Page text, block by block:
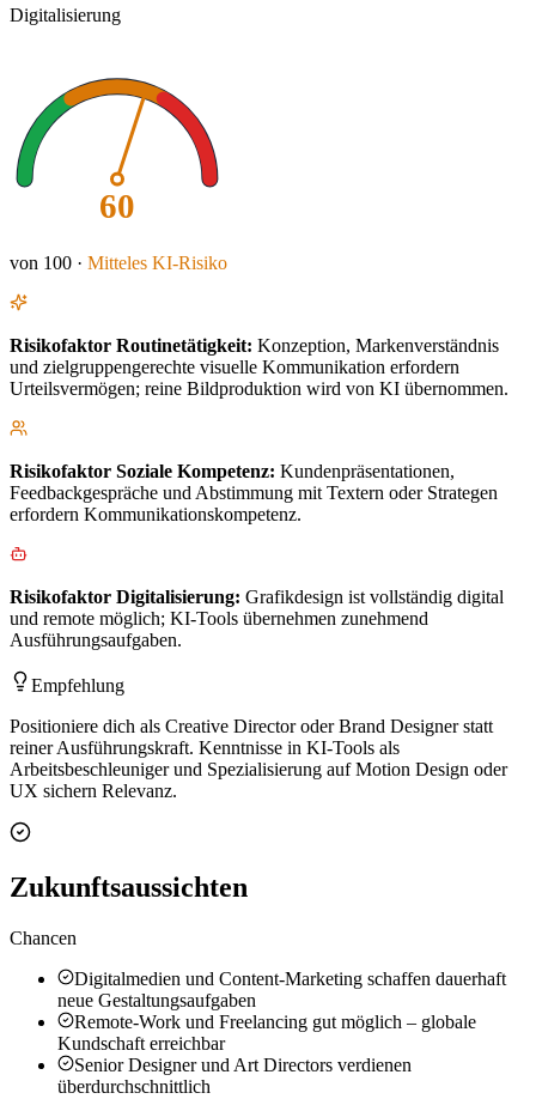
Digitalisierung
60
von 100 · Mitteles KI-Risiko
Risikofaktor Routinetätigkeit: Konzeption, Markenverständnis
und zielgruppengerechte visuelle Kommunikation erfordern
Urteilsvermögen; reine Bildproduktion wird von KI übernommen.
Risikofaktor Soziale Kompetenz: Kundenpräsentationen,
Feedbackgespräche und Abstimmung mit Textern oder Strategen
erfordern Kommunikationskompetenz.
Risikofaktor Digitalisierung: Grafikdesign ist vollständig digital
und remote möglich; KI-Tools übernehmen zunehmend
Ausführungsaufgaben.
Empfehlung
Positioniere dich als Creative Director oder Brand Designer statt
reiner Ausführungskraft. Kenntnisse in KI-Tools als
Arbeitsbeschleuniger und Spezialisierung auf Motion Design oder
UX sichern Relevanz.
Zukunftsaussichten
Chancen
Digitalmedien und Content-Marketing schaffen dauerhaft
neue Gestaltungsaufgaben
Remote-Work und Freelancing gut möglich – globale
Kundschaft erreichbar
Senior Designer und Art Directors verdienen
überdurchschnittlich